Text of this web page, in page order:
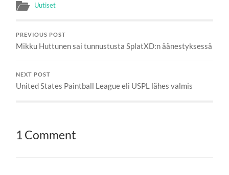
Uutiset
PREVIOUS POST
Mikku Huttunen sai tunnustusta SplatXD:n äänestyksessä
NEXT POST
United States Paintball League eli USPL lähes valmis
1 Comment